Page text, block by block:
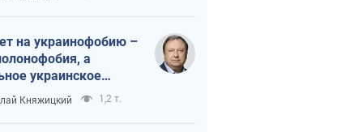
на украинофобию –
а
украинское
Княжицкий 1,2 т.